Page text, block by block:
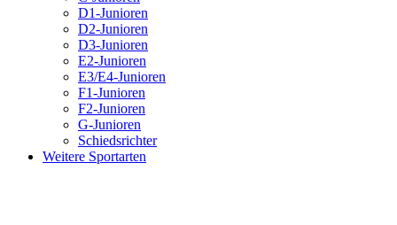
D1-Junioren
D2-Junioren
D3-Junioren
E2-Junioren
E3/E4-Junioren
F1-Junioren
F2-Junioren
G-Junioren
Schiedsrichter
Weitere Sportarten